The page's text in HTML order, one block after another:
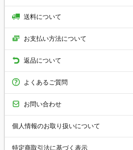
送料について
お支払い方法について
返品について
よくあるご質問
お問い合わせ
個人情報のお取り扱いについて
特定商取引法に基づく表示